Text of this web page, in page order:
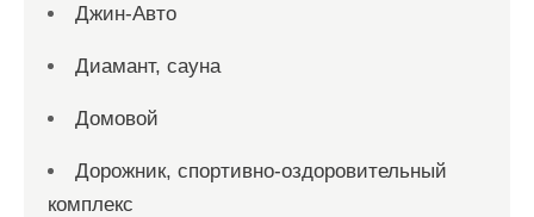
Джин-Авто
Диамант, сауна
Домовой
Дорожник, спортивно-оздоровительный
комплекс